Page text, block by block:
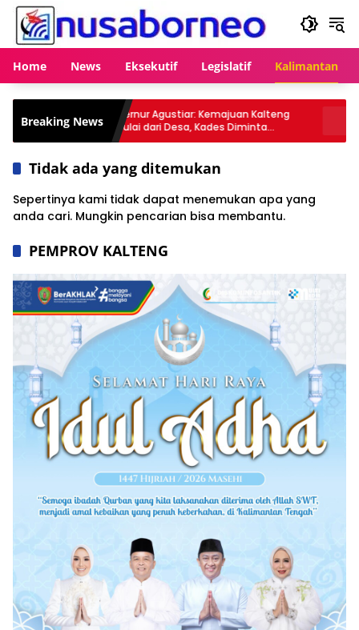
Langsung
konten
Home News Eksekutif Legislatif Kalimantan
Breaking News
Agustiar: Kemajuan Kalteng
dari Desa, Kades Diminta
Akuntabilitas
Suhendra Minta Hasil
Barito Utara ke Bantul
Seremonial
Tidak ada yang ditemukan
Sepertinya kami tidak dapat menemukan apa yang
anda cari. Mungkin pencarian bisa membantu.
PEMPROV KALTENG